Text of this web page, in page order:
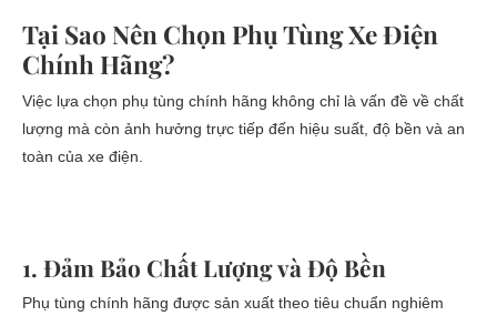
Tại Sao Nên Chọn Phụ Tùng Xe Điện
Chính Hãng?
Việc lựa chọn phụ tùng chính hãng không chỉ là vấn đề về chất
lượng mà còn ảnh hưởng trực tiếp đến hiệu suất, độ bền và an
toàn của xe điện.
1. Đảm Bảo Chất Lượng và Độ Bền
Phụ tùng chính hãng được sản xuất theo tiêu chuẩn nghiêm